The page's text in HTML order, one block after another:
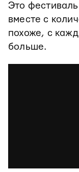
Это
вместе с
похоже, с
больше.